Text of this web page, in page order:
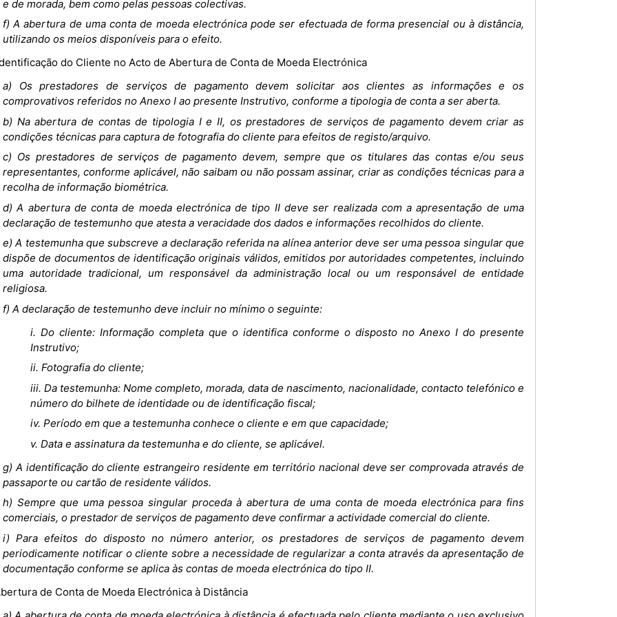
e de morada, bem como pelas pessoas colectivas.
f) A abertura de uma conta de moeda electrónica pode ser efectuada de forma presencial ou à distância,
utilizando os meios disponíveis para o efeito.
do Cliente no Acto de Abertura de Conta de Moeda Electrónica
a) Os prestadores de serviços de pagamento devem solicitar aos clientes as informações e os
comprovativos referidos no Anexo I ao presente Instrutivo, conforme a tipologia de conta a ser aberta.
b) Na abertura de contas de tipologia I e II, os prestadores de serviços de pagamento devem criar as
condições técnicas para captura de fotografia do cliente para efeitos de registo/arquivo.
c) Os prestadores de serviços de pagamento devem, sempre que os titulares das contas e/ou seus
representantes, conforme aplicável, não saibam ou não possam assinar, criar as condições técnicas para a
recolha de informação biométrica.
d) A abertura de conta de moeda electrónica de tipo II deve ser realizada com a apresentação de uma
declaração de testemunho que atesta a veracidade dos dados e informações recolhidos do cliente.
e) A testemunha que subscreve a declaração referida na alínea anterior deve ser uma pessoa singular que
dispõe de documentos de identificação originais válidos, emitidos por autoridades competentes, incluindo
uma autoridade tradicional, um responsável da administração local ou um responsável de entidade
religiosa.
f) A declaração de testemunho deve incluir no mínimo o seguinte:
i. Do cliente: Informação completa que o identifica conforme o disposto no Anexo I do presente
Instrutivo;
ii. Fotografia do cliente;
iii. Da testemunha: Nome completo, morada, data de nascimento, nacionalidade, contacto telefónico e
número do bilhete de identidade ou de identificação fiscal;
iv. Período em que a testemunha conhece o cliente e em que capacidade;
v. Data e assinatura da testemunha e do cliente, se aplicável.
g) A identificação do cliente estrangeiro residente em território nacional deve ser comprovada através de
passaporte ou cartão de residente válidos.
h) Sempre que uma pessoa singular proceda à abertura de uma conta de moeda electrónica para fins
comerciais, o prestador de serviços de pagamento deve confirmar a actividade comercial do cliente.
i) Para efeitos do disposto no número anterior, os prestadores de serviços de pagamento devem
periodicamente notificar o cliente sobre a necessidade de regularizar a conta através da apresentação de
documentação conforme se aplica às contas de moeda electrónica do tipo II.
de Conta de Moeda Electrónica à Distância